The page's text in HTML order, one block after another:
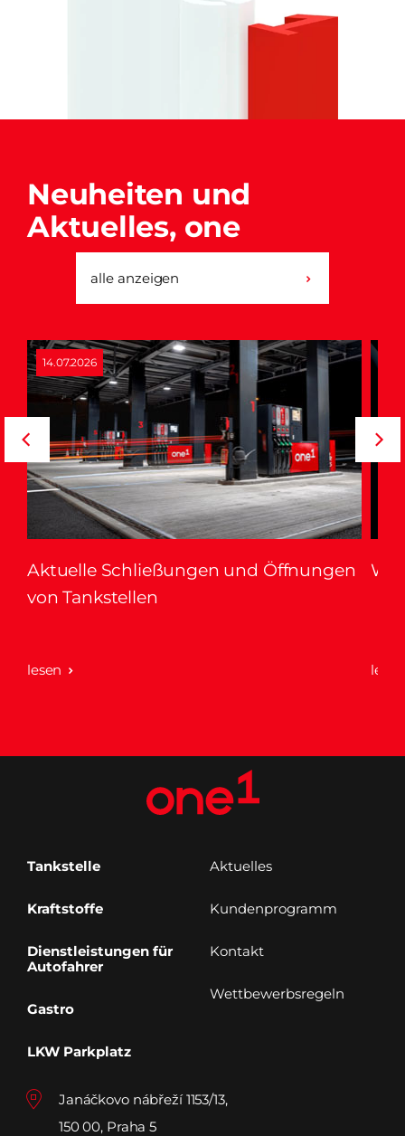
Neuheiten und
Aktuelles, one
alle anzeigen
14.07.2026
Aktuelle Schließungen und Öffnungen
von Tankstellen
lesen
Wir
lesen
Janáčkovo nábřeží 1153/13,
150 00, Praha 5
Tankstelle
Kraftstoffe
Dienstleistungen für
Autofahrer
Gastro
LKW Parkplatz
Aktuelles
Kundenprogramm
Kontakt
Wettbewerbsregeln